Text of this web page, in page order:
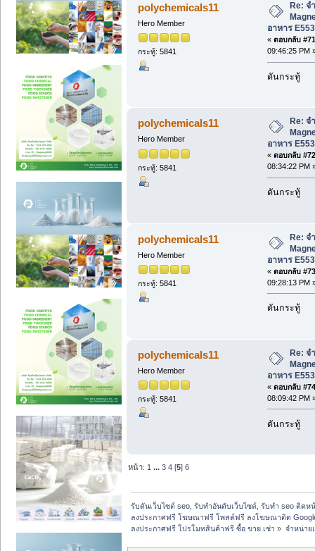
polychemicals11
Hero Member
กระทู้: 5841
Re: จ
อาหาร
« ตอบกลับ
09:46:25 PM
ดันกระทู้
polychemicals11
Hero Member
กระทู้: 5841
Re: จ
อาหาร
« ตอบกลับ
08:34:22 PM
ดันกระทู้
polychemicals11
Hero Member
กระทู้: 5841
Re: จ
อาหาร
« ตอบกลับ
09:28:13 PM
ดันกระทู้
polychemicals11
Hero Member
กระทู้: 5841
Re: จ
อาหาร
« ตอบกลับ
08:09:42 PM
ดันกระทู้
หน้า: 1 ...3 4 [5]6
รับดันเว็บไซต์ seo, รับทำอันดับเว็บไซต์, รับทำ seo ติดห
ลงประกาศฟรี โฆษณาฟรี โพสต์ฟรี ลงโฆษณาติด
ลงประกาศฟรี โปรโมทสินค้าฟรี ซื้อ ขาย เช่า » จำหน่าย